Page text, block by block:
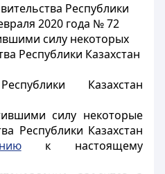
Республики
2020 года № 72
силу некоторых
Республики Казахстан
Казахстан
силу некоторые
Республики Казахстан
к настоящему